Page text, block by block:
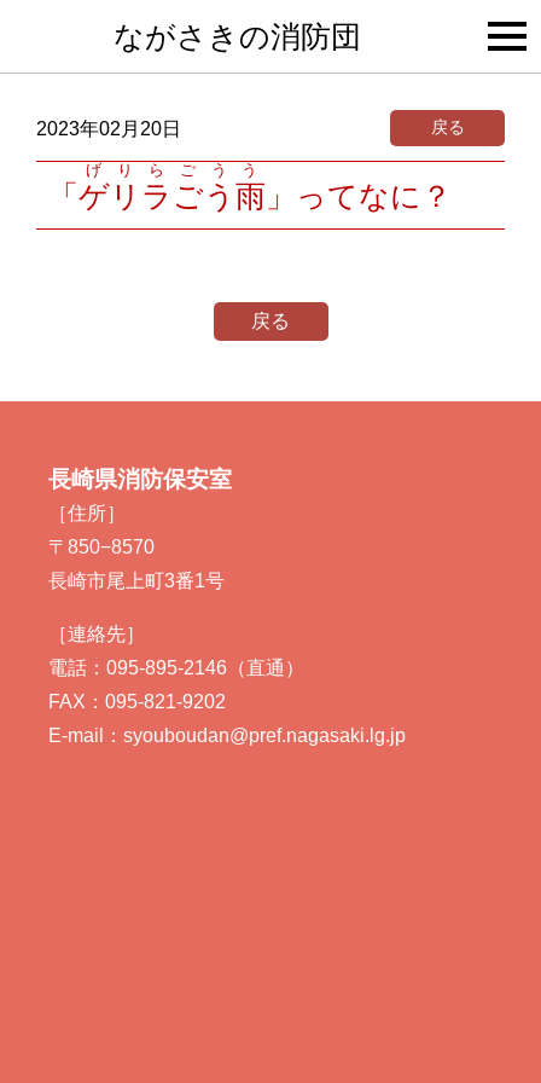
ながさきの消防団
2023年02月20日 戻る
「 ゲリラごう雨
げりらごうう
」ってなに？
戻る
長崎県消防保安室
［住所］
〒850−8570
長崎市尾上町3番1号
［連絡先］
電話：095-895-2146（直通）
FAX：095-821-9202
E-mail：syouboudan@pref.nagasaki.lg.jp